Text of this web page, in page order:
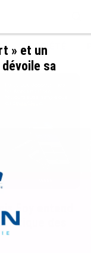
SOCIÉTÉ
Foy entend
des
» et un
sa